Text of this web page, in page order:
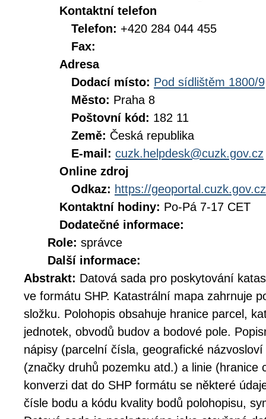
Kontaktní telefon
Telefon: +420 284 044 455
Fax:
Adresa
Dodací místo: Pod sídlištěm 1800/9
Město: Praha 8
Poštovní kód: 182 11
Země: Česká republika
E-mail: cuzk.helpdesk@cuzk.gov.cz
Online zdroj
Odkaz: https://geoportal.cuzk.gov.cz
Kontaktní hodiny: Po-Pá 7-17 CET
Dodatečné informace:
Role: správce
Další informace:
Abstrakt: Datová sada pro poskytování
ve formátu SHP. Katastrální mapa zahrnuje
složku. Polohopis obsahuje hranice parcel,
jednotek, obvodů budov a bodové pole.
nápisy (parcelní čísla, geografické
(značky druhů pozemku atd.) a linie (hranice
konverzi dat do SHP formátu se některé
čísle bodu a kódu kvality bodů polohopisu,